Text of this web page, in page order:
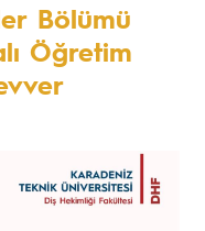
Bölümü
Öğretim